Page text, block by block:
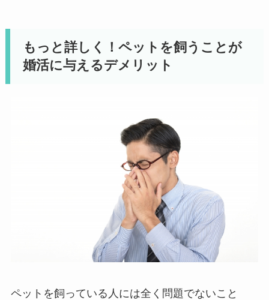
もっと詳しく！ペットを飼うことが
婚活に与えるデメリット
ペットを飼っている人には全く問題でないこと